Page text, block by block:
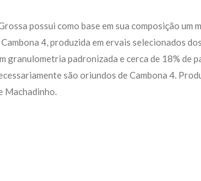
possui como base em sua composição um
4, produzida em ervais selecionados
granulometria padronizada e cerca de 18% de
são oriundos de Cambona 4.
Machadinho.